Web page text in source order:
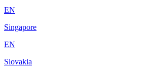
EN
Singapore
EN
Slovakia